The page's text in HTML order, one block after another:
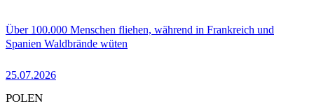
Über 100.000 Menschen fliehen, während in Frankreich und
Spanien Waldbrände wüten
25.07.2026
POLEN